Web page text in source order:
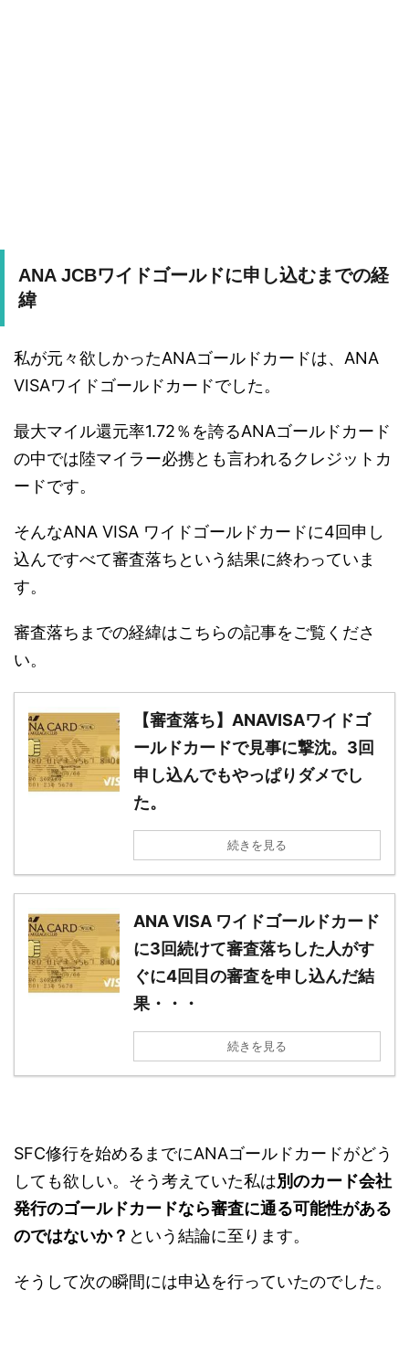
ANA JCBワイドゴールドに申し込むまでの経
緯
私が元々欲しかったANAゴールドカードは、ANA
VISAワイドゴールドカードでした。
最大マイル還元率1.72％を誇るANAゴールドカード
の中では陸マイラー必携とも言われるクレジットカ
ードです。
そんなANA VISA ワイドゴールドカードに4回申し
込んですべて審査落ちという結果に終わっていま
す。
審査落ちまでの経緯はこちらの記事をご覧くださ
い。
【審査落ち】ANAVISAワイドゴ
ールドカードで見事に撃沈。3回
申し込んでもやっぱりダメでし
た。
続きを見る
ANA VISA ワイドゴールドカード
に3回続けて審査落ちした人がす
ぐに4回目の審査を申し込んだ結
果・・・
続きを見る
SFC修行を始めるまでにANAゴールドカードがどう
しても欲しい。そう考えていた私は別のカード会社
発行のゴールドカードなら審査に通る可能性がある
のではないか？ という結論に至ります。
そうして次の瞬間には申込を行っていたのでした。